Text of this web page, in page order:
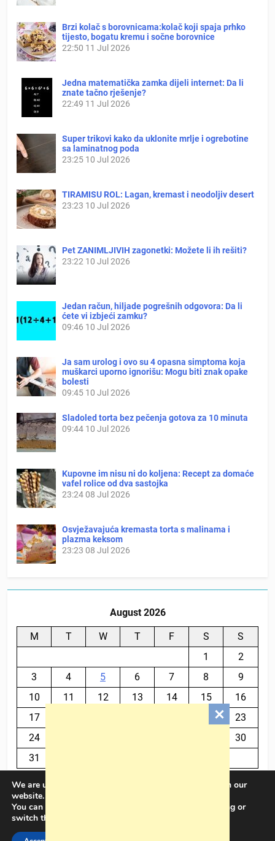
Brzi kolač s borovnicama:kolač koji spaja prhko
tijesto, bogatu kremu i sočne borovnice
22:50 11 Jul 2026
Jedna matematička zamka dijeli internet: Da li
znate tačno rješenje?
22:49 11 Jul 2026
Super trikovi kako da uklonite mrlje i ogrebotine
sa laminatnog poda
23:25 10 Jul 2026
TIRAMISU ROL: Lagan, kremast i neodoljiv desert
23:23 10 Jul 2026
Pet ZANIMLJIVIH zagonetki: Možete li ih rešiti?
23:22 10 Jul 2026
Jedan račun, hiljade pogrešnih odgovora: Da li
ćete vi izbjeći zamku?
09:46 10 Jul 2026
Ja sam urolog i ovo su 4 opasna simptoma koja
muškarci uporno ignorišu: Mogu biti znak opake
bolesti
09:45 10 Jul 2026
Sladoled torta bez pečenja gotova za 10 minuta
09:44 10 Jul 2026
Kupovne im nisu ni do koljena: Recept za domaće
vafel rolice od dva sastojka
23:2408 Jul 2026
Osvježavajuća kremasta torta s malinama i
plazma keksom
23:23 08 Jul 2026
August 2026
M T W T F S
S
1
2
3
4 5 6 7 8
9
10
11 12 13 14 15
16
17
23
24
30
31
BalkanPlus 2024© Powered By
We are using cookies to give you the best experience on our
website.
You can find out more about which cookies we are using or
switch them off in